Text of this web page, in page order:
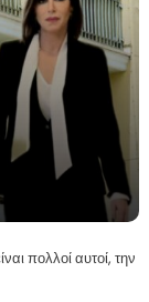
πολλοί αυτοί, την